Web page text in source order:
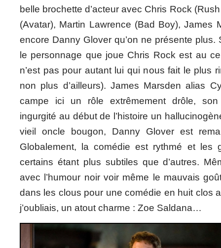
belle brochette d’acteur avec Chris Rock
(Avatar), Martin Lawrence (Bad Boy), James
encore Danny Glover qu’on ne présente plus.
le personnage que joue Chris Rock est au
n’est pas pour autant lui qui nous fait le plus
non plus d’ailleurs). James Marsden alias
campe ici un rôle extrêmement drôle, son
ingurgité au début de l’histoire un
vieil oncle bougon, Danny Glover est
Globalement, la comédie est rythmé et les
certains étant plus subtiles que d’autres.
avec l’humour noir voir même le mauvais
dans les clous pour une comédie en huit clos
j’oubliais, un atout charme : Zoe Saldana…